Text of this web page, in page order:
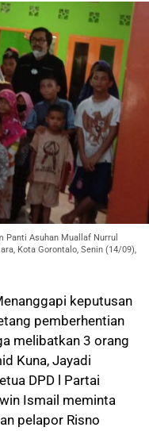
Panti Asuhan Muallaf Nurrul
Kota Gorontalo, Senin (14/09),
keputusan
pemberhentian
melibatkan 3 orang
Kuna, Jayadi
DPD l Partai
Ismail meminta
pelapor Risno